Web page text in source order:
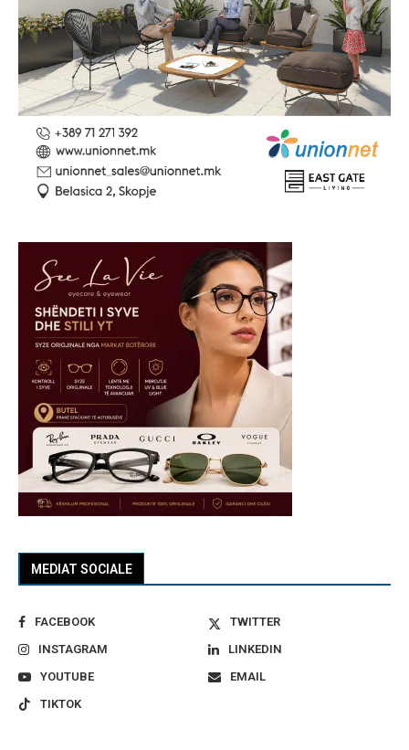
MEDIAT SOCIALE
FACEBOOK
TWITTER
INSTAGRAM
LINKEDIN
YOUTUBE
EMAIL
TIKTOK